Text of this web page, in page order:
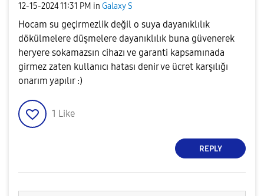
‎12-15-202411:31 PM in Galaxy S
Hocam su geçirmezlik değil o suya dayanıklılık
dökülmelere düşmelere dayanıklılık buna güvenerek
heryere sokamazsın cihazı ve garanti kapsamınada
girmez zaten kullanıcı hatası denir ve ücret karşılığı
onarım yapılır :)
1 Like
REPLY